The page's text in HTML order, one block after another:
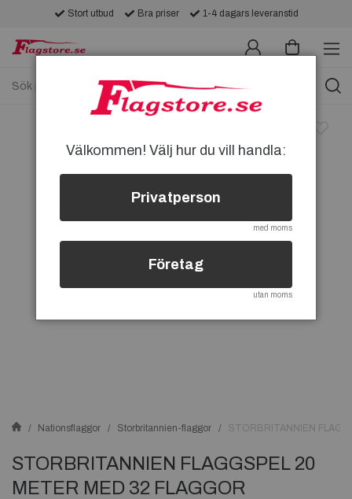
Stort utbud Bra priser 1-4 dagars leveranstid
Nationsflaggor Storbritannien-flaggor STORBRITANNIEN
STORBRITANNIEN FLAGGSPEL 20
METER MED 32 FLAGGOR
Välkommen! Välj hur du vill handla:
Privatperson
med moms
Företag
utan moms